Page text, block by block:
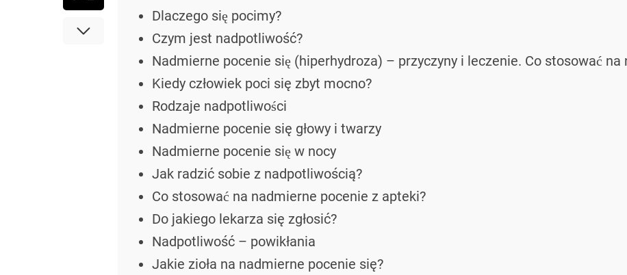
Dlaczego się pocimy?
Czym jest nadpotliwość?
Nadmierne pocenie się (hiperhydroza) – przyczyny i leczenie. Co stosować na
Kiedy człowiek poci się zbyt mocno?
Rodzaje nadpotliwości
Nadmierne pocenie się głowy i twarzy
Nadmierne pocenie się w nocy
Jak radzić sobie z nadpotliwością?
Co stosować na nadmierne pocenie z apteki?
Do jakiego lekarza się zgłosić?
Nadpotliwość – powikłania
Jakie zioła na nadmierne pocenie się?